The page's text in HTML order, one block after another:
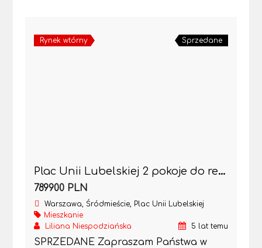
Rynek wtórny Sprzedane
Plac Unii Lubelskiej 2 pokoje do remontu-kamienica
789900 PLN
Warszawa, Śródmieście, Plac Unii Lubelskiej
Mieszkanie
Liliana Niespodziańska
5 lat temu
SPRZEDANE Zapraszam Państwa w